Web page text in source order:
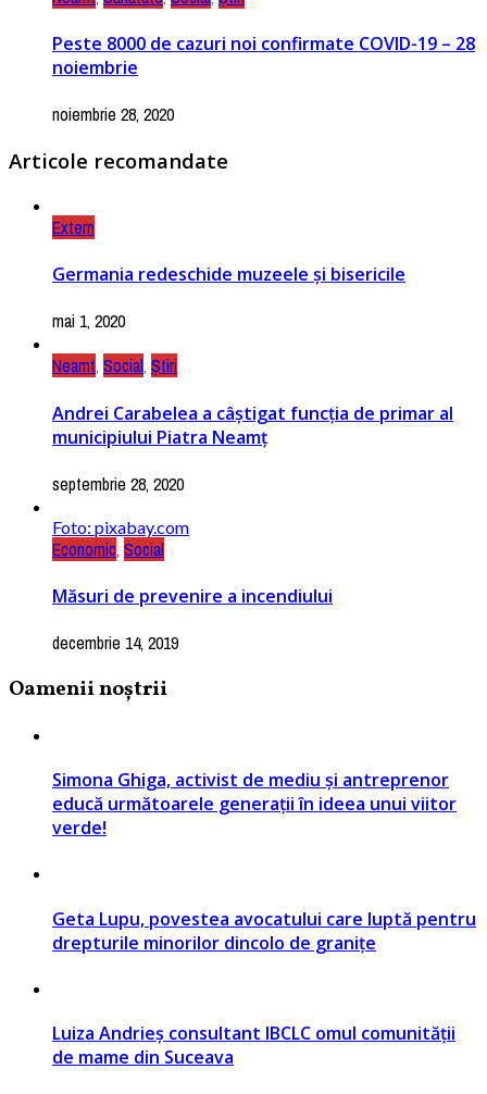
Peste 8000 de cazuri noi confirmate COVID-19 – 28
noiembrie
noiembrie 28, 2020
Articole recomandate
Extern
Germania redeschide muzeele și bisericile
mai 1, 2020
Neamt, Social, Știri
Andrei Carabelea a câștigat funcția de primar al
municipiului Piatra Neamț
septembrie 28, 2020
Foto: pixabay.com
Economic, Social
Măsuri de prevenire a incendiului
decembrie 14, 2019
Oamenii noștrii
Simona Ghiga, activist de mediu și antreprenor
educă următoarele generații în ideea unui viitor
verde!
Geta Lupu, povestea avocatului care luptă pentru
drepturile minorilor dincolo de granițe
Luiza Andrieș consultant IBCLC omul comunității
de mame din Suceava